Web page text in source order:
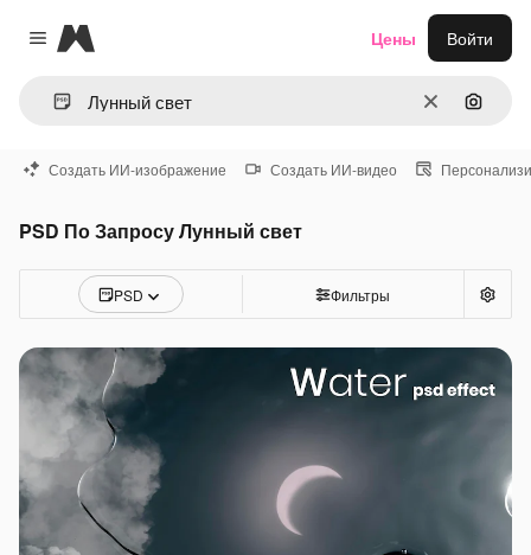
Close menu
Magnific
ОчиститьПоиск
Цены Войти
Создать ИИ-изображение Создать ИИ-видео
PSD По Запросу Лунный свет
PSD Фильтры